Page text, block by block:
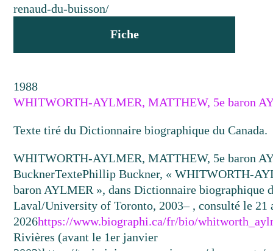
renaud-du-buisson/
Fiche
1988
WHITWORTH-AYLMER, MATTHEW, 5e baron
Texte tiré du Dictionnaire biographique du Canada.
WHITWORTH-AYLMER, MATTHEW, 5e baron
BucknerTextePhillip Buckner, « WHITWORTH-
baron AYLMER », dans Dictionnaire biographique
Laval/University of Toronto, 2003– , consulté le 21
2026https://www.biographi.ca/fr/bio/
Rivières (avant le 1er janvier